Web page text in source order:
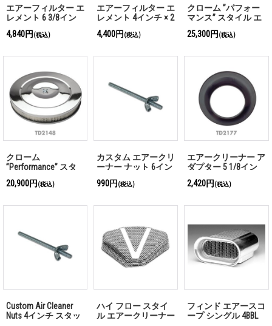
エアーフィルター エ
レメント 6 3/8イン
チ×2 1/2インチ
4,840円 (税込)
エアーフィルター エ
レメント 4インチ × 2
インチ
4,400円 (税込)
クローム ”パフォー
マンス” スタイル エ
アクリーナー - ベー
ス：レセス
25,300円 (税込)
クローム
”Performance” スタ
ー - ベース：フラッ
20,900円 (税込)
カスタム エアークリ
ーナー ナット 6イン
990円 (税込)
エアークリーナー ア
ダプター 5 1/8イン
ンチネック
2,420円 (税込)
Custom Air Cleaner
Nuts 4インチ スタッ
ハイ フロー スタイ
ル エアークリーナー
フィンド エアースコ
ープ シングル 4BBL